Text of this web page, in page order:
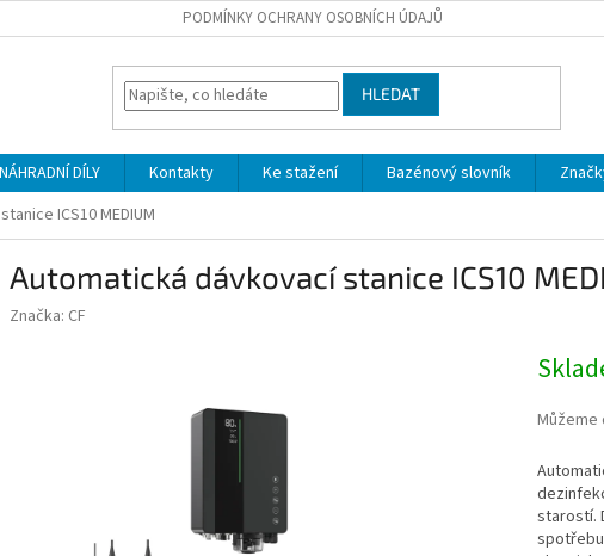
PODMÍNKY OCHRANY OSOBNÍCH ÚDAJŮ
HLEDAT
NÁHRADNÍ DÍLY Kontakty Ke stažení Bazénový slovník
ICS10 MEDIUM
Automatická dávkovací stanice ICS10
Značka: CF
Můžeme
starostí.